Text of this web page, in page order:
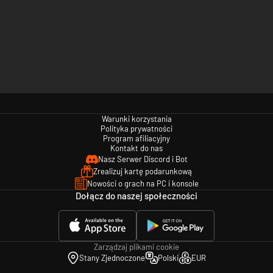
Warunki korzystania
Polityka prywatności
Program afiliacyjny
Kontakt do nas
Nasz Serwer Discord i Bot
Zrealizuj kartę podarunkową
Nowości o grach na PC i konsole
Dołącz do naszej społeczności
Zarządzaj plikami cookie
Stany Zjednoczone
Polski EUR